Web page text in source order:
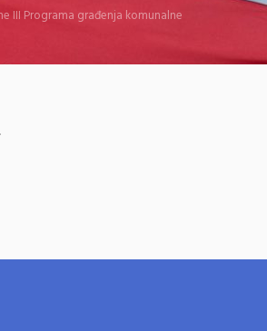
III Programa građenja komunalne